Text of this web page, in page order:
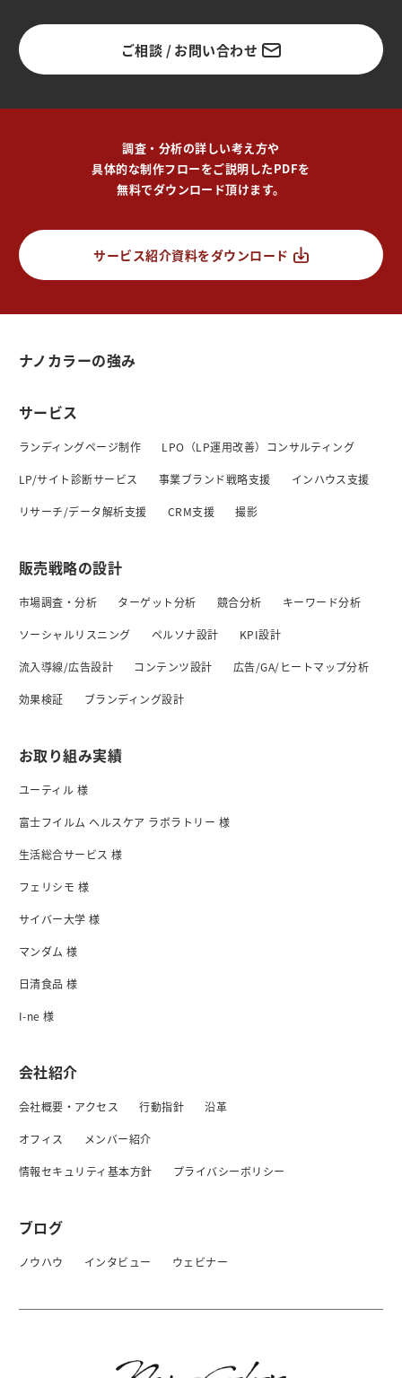
ご相談 / お問い合わせ
調査・分析の詳しい考え方や
具体的な制作フローをご説明したPDFを
無料でダウンロード頂けます。
サービス紹介資料をダウンロード
ナノカラーの強み
サービス
ランディングページ制作 LPO（LP運用改善）コンサルティング
LP/サイト診断サービス 事業ブランド戦略支援 インハウス支援
リサーチ/データ解析支援 CRM支援 撮影
販売戦略の設計
市場調査・分析 ターゲット分析 競合分析 キーワード分析
ソーシャルリスニング ペルソナ設計 KPI設計
流入導線/広告設計 コンテンツ設計 広告/GA/ヒートマップ分析
効果検証 ブランディング設計
お取り組み実績
ユーティル 様
富士フイルム ヘルスケア ラボラトリー 様
生活総合サービス 様
フェリシモ 様
サイバー大学 様
マンダム 様
日清食品 様
I-ne 様
会社紹介
会社概要・アクセス 行動指針 沿革
オフィス メンバー紹介
情報セキュリティ基本方針 プライバシーボリシー
ブログ
ノウハウ インタビュー ウェビナー